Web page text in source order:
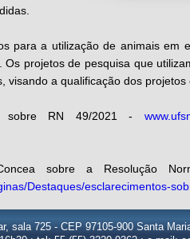
para a utilização de animais em
projetos de pesquisa que
visando a qualificação dos
sobre RN 49/2021 -
sobre a Resolução
Destaques/esclarecimentos-
sala 725 - CEP 97105-900 Santa